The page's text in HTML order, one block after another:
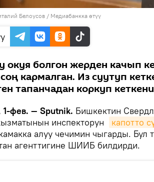
Белоусов / Медиабанкка өтүү
окуя болгон жерден качып
кармалган. Из суутуп
тапанчадан коркуп
фев. — Sputnik. Бишкектин
инспекторун
капотто
алуу чечимин чыгарды. Бул
агенттигине ШИИБ билдирди.